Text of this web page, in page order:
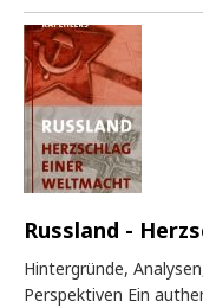
Russland -
Hintergründe,
Perspektiven Ein